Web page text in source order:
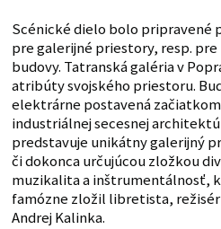
Scénické dielo bolo pripravené
pre galerijné priestory, resp.
budovy. Tatranská galéria v
atribúty svojského priestoru.
elektrárne postavená
industriálnej secesnej
predstavuje unikátny galerijný
či dokonca určujúcou zložkou
muzikalita a inštrumentálnosť,
famózne zložil libretista,
Andrej Kalinka.